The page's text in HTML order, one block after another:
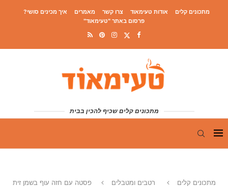
מתכונים קלים אודות טעימאוד צרו קשר מאמרים
איך מכינים סושי?
פרסום באתר "טעימאוד"
מתכונים קלים שכיף להכין בבית
מתכונים קלים רטבים ומטבלים
פסטה עם חזה עוף בשמן זית